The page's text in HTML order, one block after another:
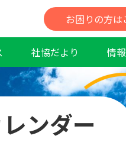
お困りの方は
社協だより 情
ンダー